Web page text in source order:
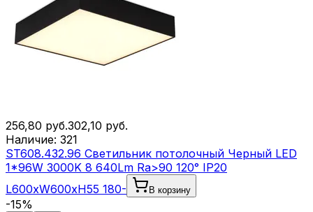
256,80 руб.302,10 руб.
Наличие: 321
ST608.432.96 Светильник потолочный Черный LED
1*96W 3000K 8 640Lm Ra>90 120° IP20
L600xW600xH55 180-
В корзину
-15%